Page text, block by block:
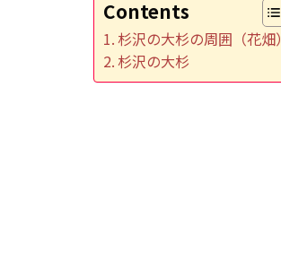
Contents
杉沢の大杉の周囲（花畑）
杉沢の大杉